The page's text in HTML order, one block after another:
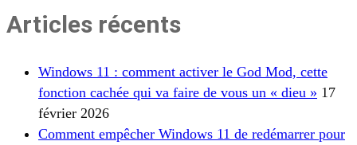
Articles récents
Windows 11 : comment activer le God Mod, cette
fonction cachée qui va faire de vous un « dieu » 17
février 2026
Comment empêcher Windows 11 de redémarrer pour